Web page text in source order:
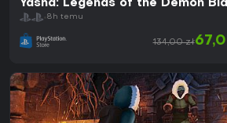
Yasha: Legends of the Demon
8h temu
134,00 zł